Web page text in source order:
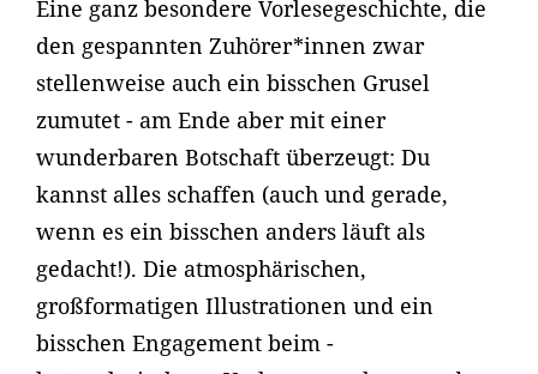
Eine ganz besondere Vorlesegeschichte, die
den gespannten Zuhörer*innen zwar
stellenweise auch ein bisschen Grusel
zumutet - am Ende aber mit einer
wunderbaren Botschaft überzeugt: Du
kannst alles schaffen (auch und gerade,
wenn es ein bisschen anders läuft als
gedacht!). Die atmosphärischen,
großformatigen Illustrationen und ein
bisschen Engagement beim -